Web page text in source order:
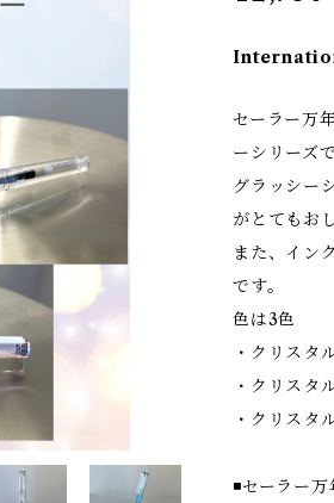
セーラー万
ーシリーズ
グラッシー
がとてもお
また、イン
です。
色は3色
・クリスタ
・クリスタ
・クリスタ
◾️セーラー